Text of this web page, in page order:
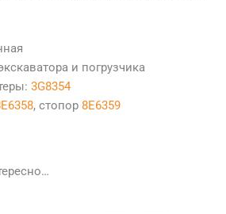
и погрузчика
3G8354
, стопор 8E6359